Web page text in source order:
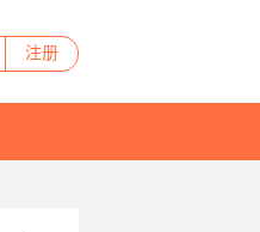
注册